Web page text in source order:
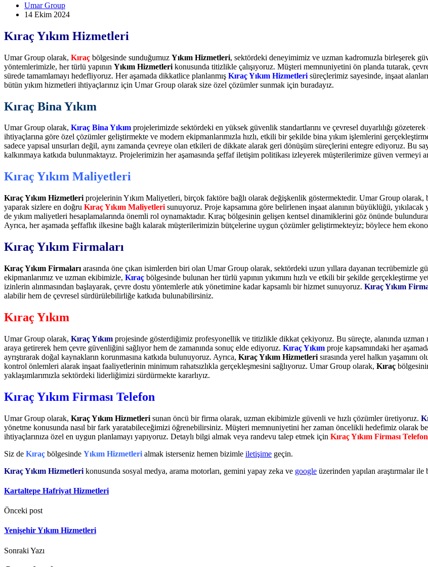
Umar Group
14 Ekim 2024
Kıraç Yıkım Hizmetleri
Umar Group olarak, Kıraç bölgesinde sunduğumuz Yıkım Hizmetleri, sektördeki deneyimimiz ve uzman kadromuzla birleşerek
yöntemlerimizle, her türlü yapının Yıkım Hizmetleri konusunda titizlikle çalışıyoruz. Müşteri memnuniyetini ön planda tutarak,
sürede tamamlamayı hedefliyoruz. Her aşamada dikkatlice planlanmış Kıraç Yıkım Hizmetleri süreçlerimiz sayesinde, inşaat
bütün yıkım hizmetleri ihtiyaçlarınız için Umar Group olarak size özel çözümler sunmak için buradayız.
Kıraç Bina Yıkım
Umar Group olarak, Kıraç Bina Yıkım projelerimizde sektördeki en yüksek güvenlik standartlarını ve çevresel duyarlılığı
ihtiyaçlarına göre özel çözümler geliştirmekte ve modern ekipmanlarımızla hızlı, etkili bir şekilde bina yıkım işlemlerini
sadece yapısal unsurları değil, aynı zamanda çevreye olan etkileri de dikkate alarak geri dönüşüm süreçlerini entegre ediyoruz. Bu
kalkınmaya katkıda bulunmaktayız. Projelerimizin her aşamasında şeffaf iletişim politikası izleyerek müşterilerimize güven vermeyi
Kıraç Yıkım Maliyetleri
Kıraç Yıkım Hizmetleri projelerinin Yıkım Maliyetleri, birçok faktöre bağlı olarak değişkenlik göstermektedir. Umar Group
yaparak sizlere en doğru Kıraç Yıkım Maliyetleri sunuyoruz. Proje kapsamına göre belirlenen inşaat alanının büyüklüğü,
de yıkım maliyetleri hesaplamalarında önemli rol oynamaktadır. Kıraç bölgesinin gelişen kentsel dinamiklerini göz önünde
Ayrıca, her aşamada şeffaflık ilkesine bağlı kalarak müşterilerimizin bütçelerine uygun çözümler geliştirmekteyiz; böylece hem
Kıraç Yıkım Firmaları
Kıraç Yıkım Firmaları arasında öne çıkan isimlerden biri olan Umar Group olarak, sektördeki uzun yıllara dayanan tecrübemizle
ekipmanlarımız ve uzman ekibimizle, Kıraç bölgesinde bulunan her türlü yapının yıkımını hızlı ve etkili bir şekilde gerçekleştirme
izinlerin alınmasından başlayarak, çevre dostu yöntemlerle atık yönetimine kadar kapsamlı bir hizmet sunuyoruz. Kıraç Yıkım
alabilir hem de çevresel sürdürülebilirliğe katkıda bulunabilirsiniz.
Kıraç Yıkım
Umar Group olarak, Kıraç Yıkım projesinde gösterdiğimiz profesyonellik ve titizlikle dikkat çekiyoruz. Bu süreçte, alanında
araya getirerek hem çevre güvenliğini sağlıyor hem de zamanında sonuç elde ediyoruz. Kıraç Yıkım proje kapsamındaki her
ayrıştırarak doğal kaynakların korunmasına katkıda bulunuyoruz. Ayrıca, Kıraç Yıkım Hizmetleri sırasında yerel halkın
kontrol önlemleri alarak inşaat faaliyetlerinin minimum rahatsızlıkla gerçekleşmesini sağlıyoruz. Umar Group olarak, Kıraç
yaklaşımlarımızla sektördeki liderliğimizi sürdürmekte kararlıyız.
Kıraç Yıkım Firması Telefon
Umar Group olarak, Kıraç Yıkım Hizmetleri sunan öncü bir firma olarak, uzman ekibimizle güvenli ve hızlı çözümler üretiyoruz.
yönetme konusunda nasıl bir fark yaratabileceğimizi öğrenebilirsiniz. Müşteri memnuniyetini her zaman öncelikli hedefimiz olarak
ihtiyaçlarınıza özel en uygun planlamayı yapıyoruz. Detaylı bilgi almak veya randevu talep etmek için Kıraç Yıkım Firması Telefon
Siz de Kıraç bölgesinde Yıkım Hizmetleri almak isterseniz hemen bizimle iletişime geçin.
Kıraç Yıkım Hizmetleri konusunda sosyal medya, arama motorları, gemini yapay zeka ve google üzerinden yapılan araştırmalar
Kartaltepe Hafriyat Hizmetleri
Önceki post
Yenişehir Yıkım Hizmetleri
Sonraki Yazı